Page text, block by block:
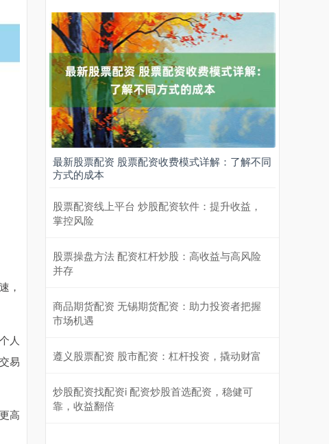
，
人
易
高
最新股票配资 股票配资收费模式详解：了解不同
方式的成本
股票配资线上平台 炒股配资软件：提升收益，
掌控风险
股票操盘方法 配资杠杆炒股：高收益与高风险
并存
商品期货配资 无锡期货配资：助力投资者把握
市场机遇
遵义股票配资 股市配资：杠杆投资，撬动财富
炒股配资找配资i 配资炒股首选配资，稳健可
靠，收益翻倍